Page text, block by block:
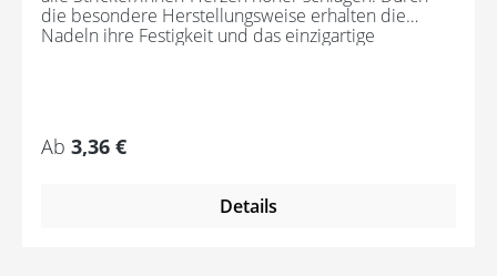
die besondere Herstellungsweise erhalten die
Nadeln ihre Festigkeit und das einzigartige
Regulärer Preis:
Ab 3,36 €
Details